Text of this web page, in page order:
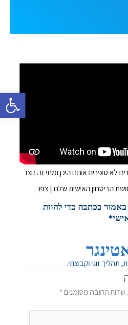
לא סופרים אותנו היכן ומתי זה נוצר
הביטחון האישית שלנו | צפו
בכתבה כדי להוות
תהליך זוגי וקבוצתי.
שדות החובה מסומנים*
פתח